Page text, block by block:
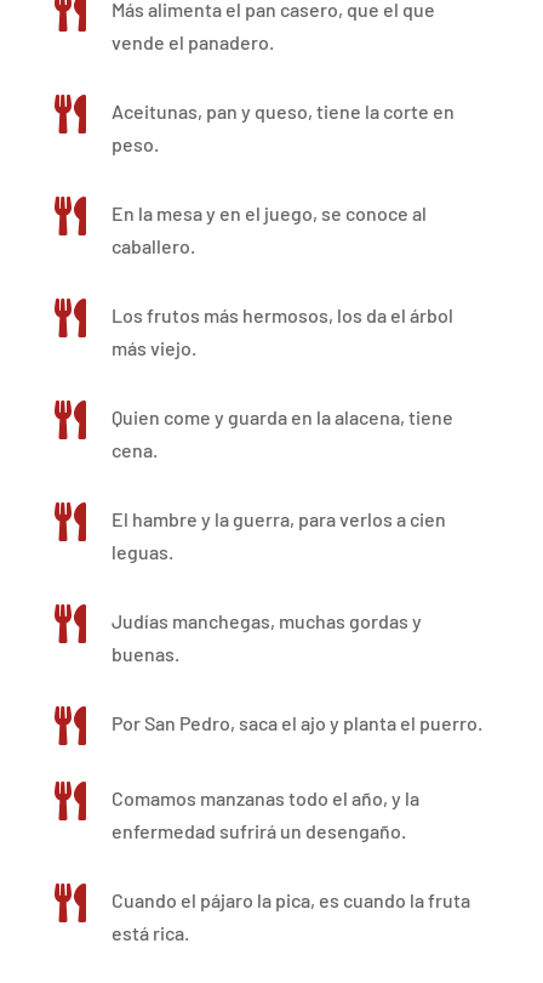

Más alimenta el pan casero, que el que
vende el panadero.

Aceitunas, pan y queso, tiene la corte en
peso.

En la mesa y en el juego, se conoce al
caballero.

Los frutos más hermosos, los da el árbol
más viejo.

Quien come y guarda en la alacena, tiene
cena.

El hambre y la guerra, para verlos a cien
leguas.

Judías manchegas, muchas gordas y
buenas.
 Por San Pedro, saca el ajo y planta el puerro.

Comamos manzanas todo el año, y la
enfermedad sufrirá un desengaño.

Cuando el pájaro la pica, es cuando la fruta
está rica.